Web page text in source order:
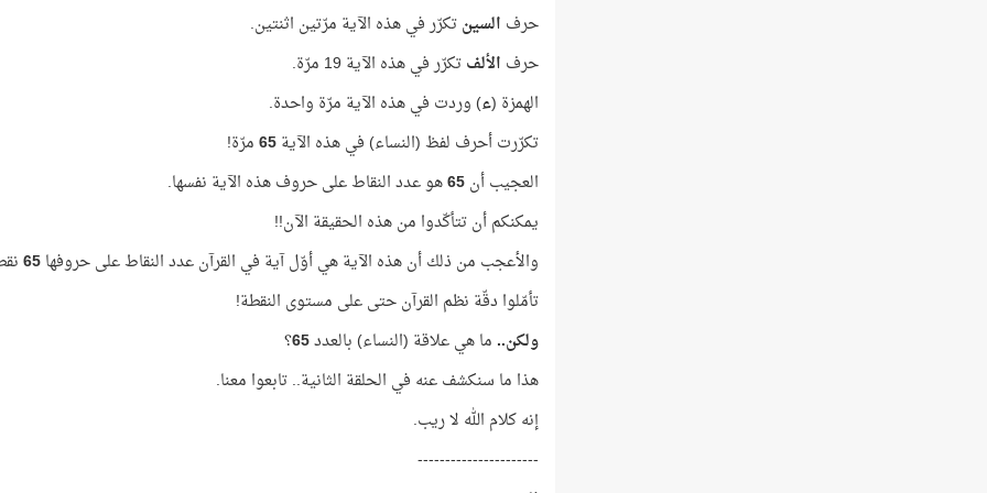
حرف السينتكرّر في هذه الآية مرّتين اثنتين.
حرف الألفتكرّر في هذه الآية 19 مرّة.
الهمزة (ء) وردت في هذه الآية مرّة واحدة.
تكرّرت أحرف لفظ (النساء) في هذه الآية65مرّة!
العجيب أن65هو عدد النقاط على حروف هذه الآية نفسها.
يمكنكم أن تتأكّدوا من هذه الحقيقة الآن!!
والأعجب من ذلك أن هذه الآية هي أوّل آية في القرآن عدد النقاط على حروفها65
تأمّلوا دقّة نظم القرآن حتى على مستوى النقطة!
ولكن.. ما هي علاقة (النساء) بالعدد65؟
هذا ما سنكشف عنه في الحلقة الثانية.. تابعوا معنا.
إنه كلام الله لا ريب.
----------------------